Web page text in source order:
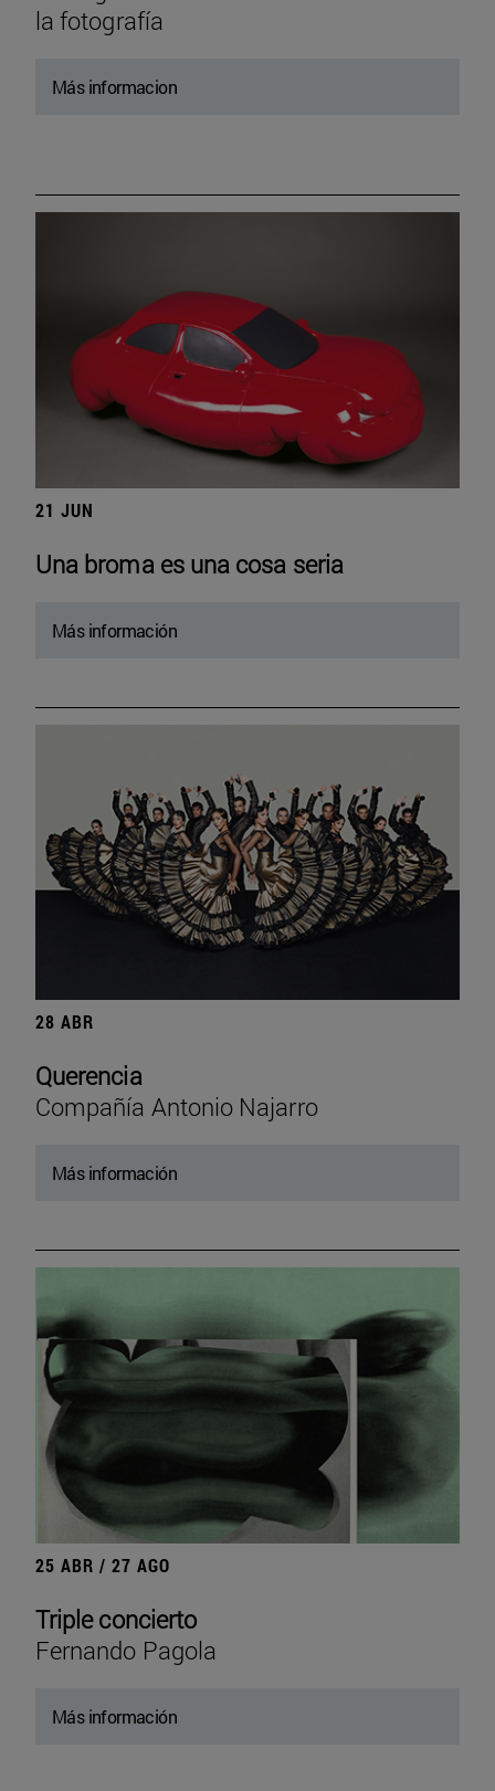
la fotografía
Más informacion
21 JUN
Una broma es una cosa seria
Más información
28 ABR
Querencia
Compañía Antonio Najarro
Más información
25 ABR / 27 AGO
Triple concierto
Fernando Pagola
Más información